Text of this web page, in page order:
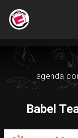
agenda
Babel